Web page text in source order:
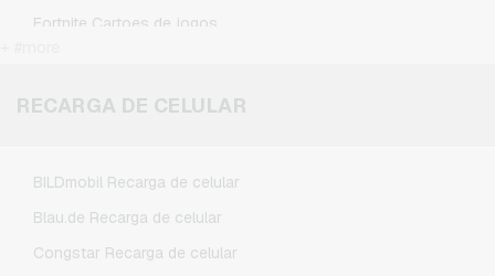
Fortnite Cartoes de jogos
Minecraft Cartoes de jogos
RECARGA DE CELULAR
BILDmobil Recarga de celular
Blau.de Recarga de celular
Congstar Recarga de celular